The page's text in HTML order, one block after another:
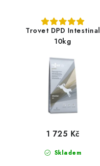
Trovet DPD Intestinal
10kg
Skladem
1 725 Kč